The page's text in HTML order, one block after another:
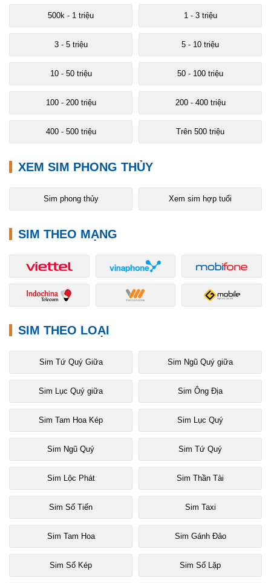
500k - 1 triệu 1 - 3 triệu
3 - 5 triệu 5 - 10 triệu
10 - 50 triệu 50 - 100 triệu
100 - 200 triệu 200 - 400 triệu
400 - 500 triệu Trên 500 triệu
XEM SIM PHONG THỦY
Sim phong thủy Xem sim hợp tuổi
SIM THEO MẠNG
SIM THEO LOẠI
Sim Tứ Quý Giữa Sim Ngũ Quý giữa
Sim Lục Quý giữa Sim Ông Địa
Sim Tam Hoa Kép Sim Lục Quý
Sim Ngũ Quý Sim Tứ Quý
Sim Lộc Phát Sim Thần Tài
Sim Số Tiến Sim Taxi
Sim Tam Hoa Sim Gánh Đảo
Sim Số Kép Sim Số Lặp